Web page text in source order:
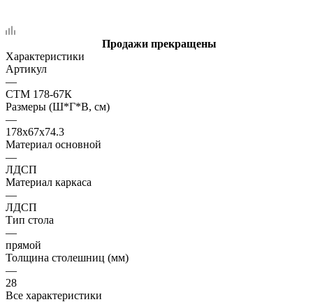
Продажи прекращены
Характеристики
Артикул
—
СТМ 178-67К
Размеры (Ш*Г*В, см)
—
178x67x74.3
Материал основной
—
ЛДСП
Материал каркаса
—
ЛДСП
Тип стола
—
прямой
Толщина столешниц (мм)
—
28
Все характеристики